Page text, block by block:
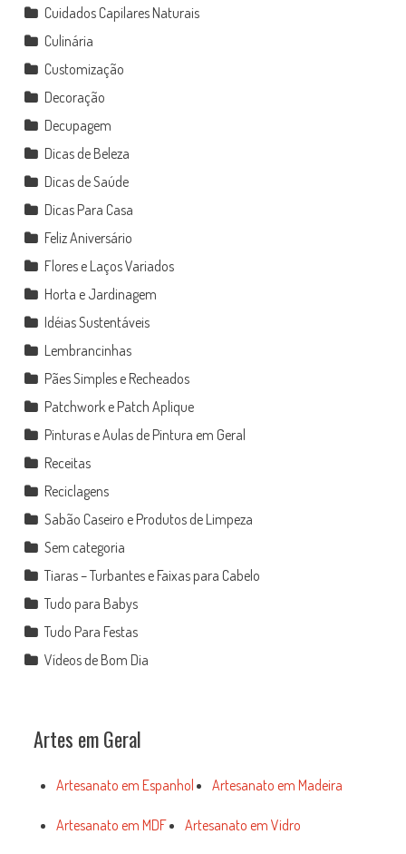
Cuidados Capilares Naturais
Culinária
Customização
Decoração
Decupagem
Dicas de Beleza
Dicas de Saúde
Dicas Para Casa
Feliz Aniversário
Flores e Laços Variados
Horta e Jardinagem
Idéias Sustentáveis
Lembrancinhas
Pães Simples e Recheados
Patchwork e Patch Aplique
Pinturas e Aulas de Pintura em Geral
Receitas
Reciclagens
Sabão Caseiro e Produtos de Limpeza
Sem categoria
Tiaras – Turbantes e Faixas para Cabelo
Tudo para Babys
Tudo Para Festas
Vídeos de Bom Dia
Artes em Geral
Artesanato em Espanhol Artesanato em Madeira
Artesanato em MDF Artesanato em Vidro